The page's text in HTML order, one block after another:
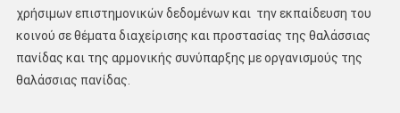
χρήσιμων επιστημονικών δεδομένων και την εκπαίδευση του
κοινού σε θέματα διαχείρισης και προστασίας της θαλάσσιας
πανίδας και της αρμονικής συνύπαρξης με οργανισμούς της
θαλάσσιας πανίδας.